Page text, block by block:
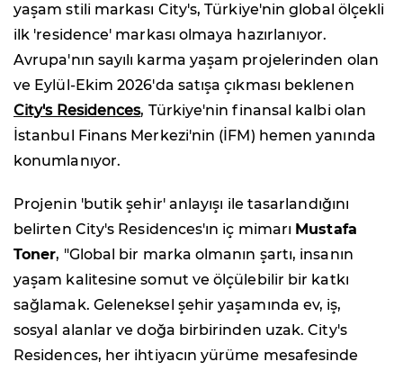
yaşam stili markası City's, Türkiye'nin global ölçekli
ilk 'residence' markası olmaya hazırlanıyor.
Avrupa'nın sayılı karma yaşam projelerinden olan
ve Eylül-Ekim 2026'da satışa çıkması beklenen
City's Residences, Türkiye'nin finansal kalbi olan
İstanbul Finans Merkezi'nin (İFM) hemen yanında
konumlanıyor.
Projenin 'butik şehir' anlayışı ile tasarlandığını
belirten City's Residences'ın iç mimarı Mustafa
Toner, "Global bir marka olmanın şartı, insanın
yaşam kalitesine somut ve ölçülebilir bir katkı
sağlamak. Geleneksel şehir yaşamında ev, iş,
sosyal alanlar ve doğa birbirinden uzak. City's
Residences, her ihtiyacın yürüme mesafesinde